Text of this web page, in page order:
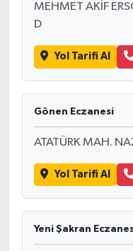
MEHMET AKİF
D
Yol Tarifi Al
Gönen Eczanesi
ATATÜRK MAH.
Yol Tarifi Al
Yeni Şakran